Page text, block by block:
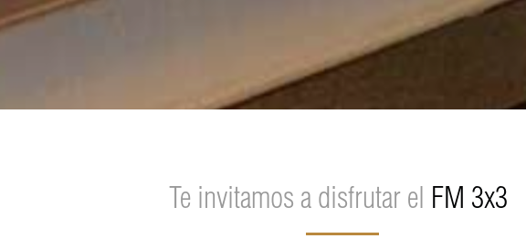
Te invitamos a disfrutar el FM 3x3